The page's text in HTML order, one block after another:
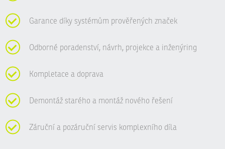
Garance díky systémům prověřených značek
Odborné poradenství, návrh, projekce a inženýring
Kompletace a doprava
Demontáž starého a montáž nového řešení
Záruční a pozáruční servis komplexního díla